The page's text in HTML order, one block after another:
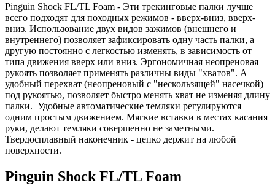
Pinguin Shock FL/TL Foam - Эти трекинговые палки лучше
всего подходят для походных режимов - вверх-вниз, вверх-
вниз. Использование двух видов зажимов (внешнего и
внутреннего) позволяет зафиксировать одну часть палки, а
другую постоянно с легкостью изменять, в зависимость от
типа движения вверх или вниз. Эргономичная неопреновая
рукоять позволяет применять различны виды "хватов". А
удобный перехват (неопреновый с "нескользящей" насечкой)
под рукоятью, позволяет быстро менять хват не изменяя длину
палки. Удобные автоматические темляки регулируются
одним простым движением. Мягкие вставки в местах касания
руки, делают темляки совершенно не заметными.
Твердосплавный наконечник - цепко держит на любой
поверхности.
Pinguin Shock FL/TL Foam